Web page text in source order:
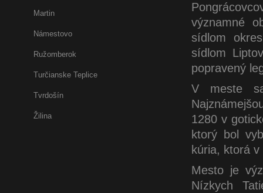
Martin
Námestovo
Ružomberok
Turčianske Teplice
Tvrdošín
Žilina
významné
sídlom
sídlom
popravený
V meste
1280 v
ktorý bol
kúria, ktorá
Mesto je
Nízkych